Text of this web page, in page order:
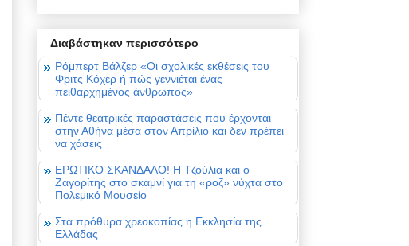
Διαβάστηκαν περισσότερο
Ρόμπερτ Βάλζερ «Οι σχολικές εκθέσεις του
Φριτς Κόχερ ή πώς γεννιέται ένας
πειθαρχημένος άνθρωπος»
Πέντε θεατρικές παραστάσεις που έρχονται
στην Αθήνα μέσα στον Απρίλιο και δεν πρέπει
να χάσεις
ΕΡΩΤΙΚΟ ΣΚΑΝΔΑΛΟ! Η Τζούλια και ο
Ζαγορίτης στο σκαμνί για τη «ροζ» νύχτα στο
Πολεμικό Μουσείο
Στα πρόθυρα χρεοκοπίας η Εκκλησία της
Ελλάδας